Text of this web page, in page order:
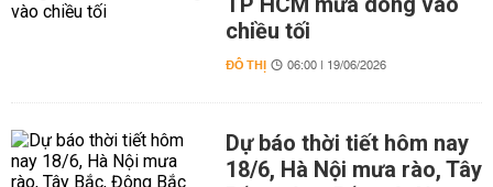
chiều tối
ĐÔ THỊ 06:00 | 19/06/2026
Dự báo thời tiết hôm nay
18/6, Hà Nội mưa rào, Tây